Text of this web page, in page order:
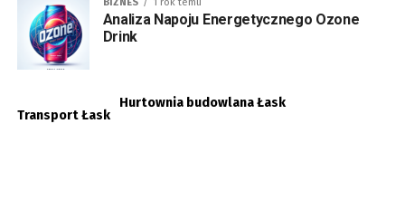
Analiza Napoju Energetycznego Ozone
Drink
Hurtownia budowlana Łask
Transport Łask